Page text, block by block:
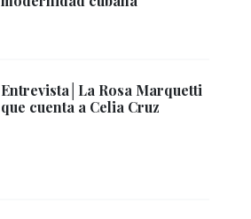
Entrevista│La Rosa Marquetti
que cuenta a Celia Cruz